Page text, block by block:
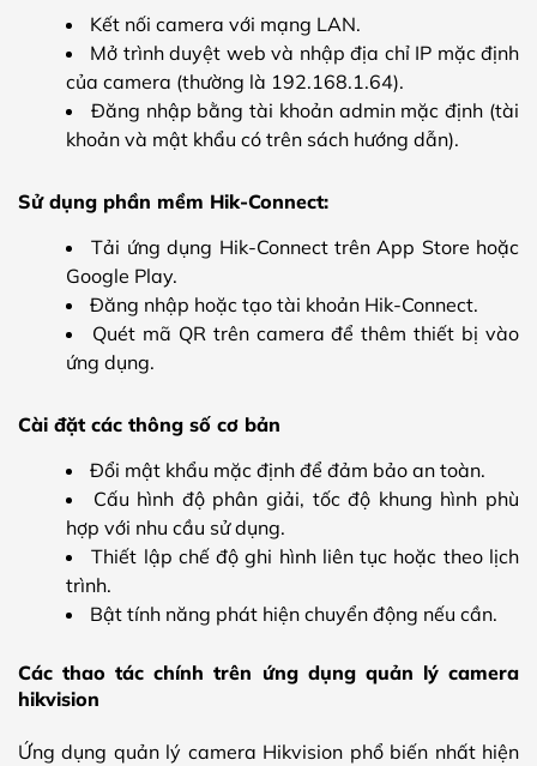
Kết nối camera với mạng LAN.
Mở trình duyệt web và nhập địa chỉ IP mặc định
của camera (thường là 192.168.1.64).
Đăng nhập bằng tài khoản admin mặc định (tài
khoản và mật khẩu có trên sách hướng dẫn).
Sử dụng phần mềm Hik-Connect:
Tải ứng dụng Hik-Connect trên App Store hoặc
Google Play.
Đăng nhập hoặc tạo tài khoản Hik-Connect.
Quét mã QR trên camera để thêm thiết bị vào
ứng dụng.
Cài đặt các thông số cơ bản
Đổi mật khẩu mặc định để đảm bảo an toàn.
Cấu hình độ phân giải, tốc độ khung hình phù
hợp với nhu cầu sử dụng.
Thiết lập chế độ ghi hình liên tục hoặc theo lịch
trình.
Bật tính năng phát hiện chuyển động nếu cần.
Các thao tác chính trên ứng dụng quản lý camera
hikvision
Ứng dụng quản lý camera Hikvision phổ biến nhất hiện